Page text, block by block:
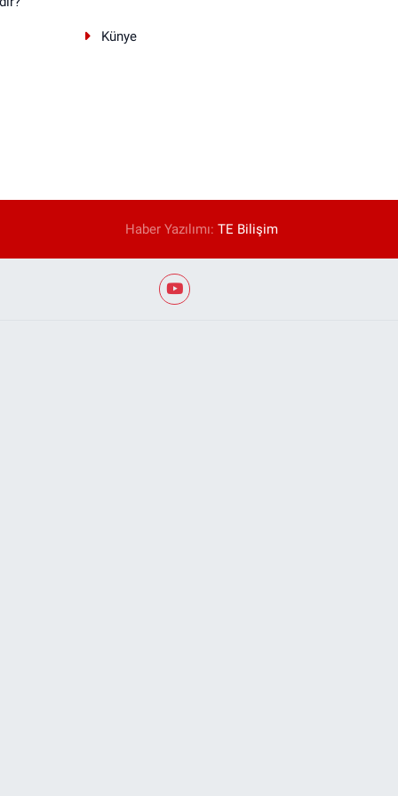
Künye
Haber Yazılımı:TE Bilişim